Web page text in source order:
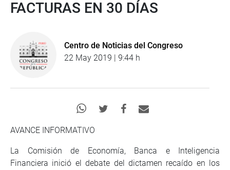
FACTURAS EN 30 DÍAS
Centro de Noticias del Congreso
22 May 2019 | 9:44 h
AVANCE INFORMATIVO
La Comisión de Economía, Banca e Inteligencia
Financiera inició el debate del dictamen recaído en los